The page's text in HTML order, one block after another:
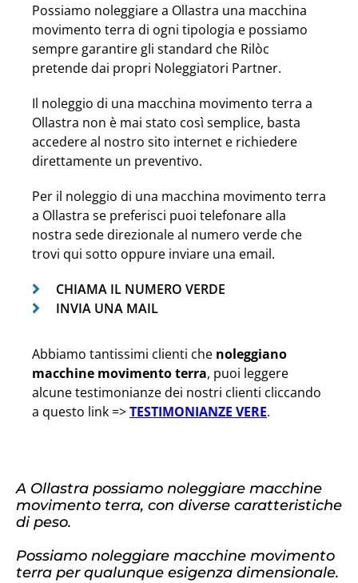
Possiamo noleggiare a Ollastra una macchina
movimento terra di ogni tipologia e possiamo
sempre garantire gli standard che Rilòc
pretende dai propri Noleggiatori Partner.
Il noleggio di una macchina movimento terra a
Ollastra non è mai stato così semplice, basta
accedere al nostro sito internet e richiedere
direttamente un preventivo.
Per il noleggio di una macchina movimento terra
a Ollastra se preferisci puoi telefonare alla
nostra sede direzionale al numero verde che
trovi qui sotto oppure inviare una email.
CHIAMA IL NUMERO VERDE
INVIA UNA MAIL
Abbiamo tantissimi clienti che noleggiano
macchine movimento terra, puoi leggere
alcune testimonianze dei nostri clienti cliccando
a questo link =>TESTIMONIANZE VERE.
A Ollastra possiamo noleggiare macchine
movimento terra, con diverse caratteristiche
di peso.
Possiamo noleggiare macchine movimento
terra per qualunque esigenza dimensionale.